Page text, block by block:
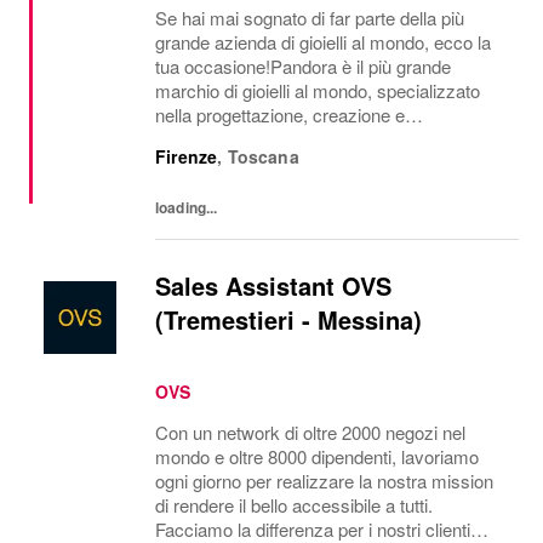
Se hai mai sognato di far parte della più
grande azienda di gioielli al mondo, ecco la
tua occasione!Pandora è il più grande
marchio di gioielli al mondo, specializzato
nella progettazione, creazione e
accessibili realizzati con materiali di alta
Firenze, Toscana
loading...
Sales Assistant OVS
(Tremestieri - Messina)
OVS
Con un network di oltre 2000 negozi nel
mondo e oltre 8000 dipendenti, lavoriamo
ogni giorno per realizzare la nostra mission
di rendere il bello accessibile a tutti.
Facciamo la differenza per i nostri clienti